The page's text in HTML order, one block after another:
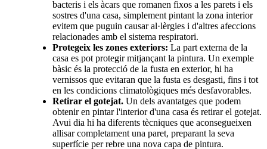
bacteris i els àcars que romanen fixos a les parets i els
sostres d'una casa, simplement pintant la zona interior
evitem que puguin causar al·lèrgies i d'altres afeccions
relacionades amb el sistema respiratori.
Protegeix les zones exteriors: La part externa de la
casa es pot protegir mitjançant la pintura. Un exemple
bàsic és la protecció de la fusta en exterior, hi ha
vernissos que evitaran que la fusta es desgasti, fins i tot
en les condicions climatològiques més desfavorables.
Retirar el gotejat. Un dels avantatges que podem
obtenir en pintar l'interior d'una casa és retirar el gotejat.
Avui dia hi ha diferents tècniques que aconsegueixen
allisar completament una paret, preparant la seva
superfície per rebre una nova capa de pintura.